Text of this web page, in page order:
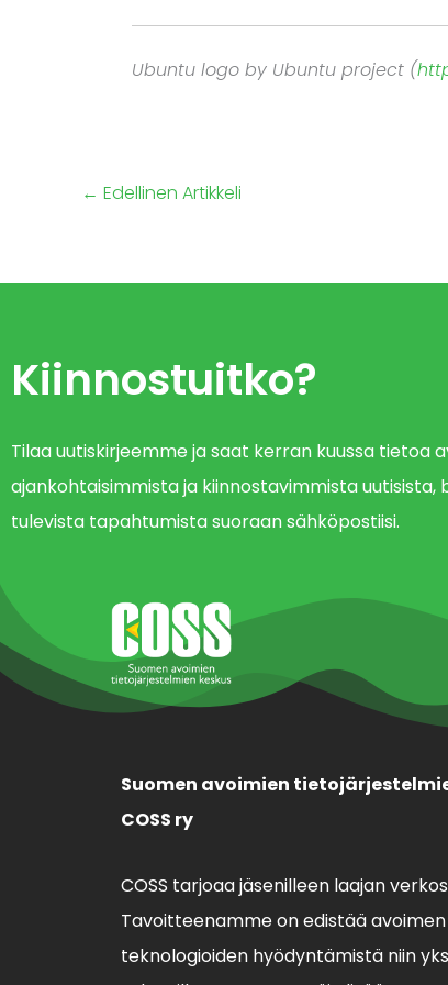
Ubuntu logo by Ubuntu project (
← Edellinen Artikkeli
Kiinnostuitko?
Tilaa uutiskirjeemme ja saat kerran kuussa tietoa
ajankohtaisimmista ja kiinnostavimmista uutisista,
tulevista tapahtumista suoraan sähköpostiisi.
Suomen avoimien
COSS ry
COSS tarjoaa jäsenilleen laajan
Tavoitteenamme on edistää
teknologioiden hyödyntämistä niin